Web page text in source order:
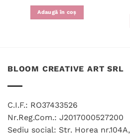
Adaugă în coș
BLOOM CREATIVE ART SRL
C.I.F.: RO37433526
Nr.Reg.Com.: J2017000527200
Sediu social: Str. Horea